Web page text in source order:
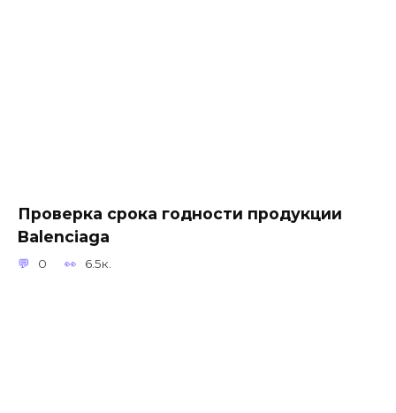
Проверка срока годности продукции
Balenciaga
0 6.5к.